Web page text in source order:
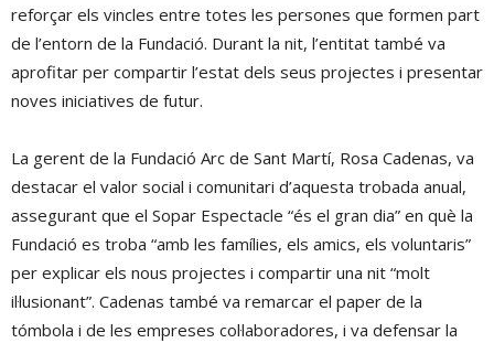
reforçar els vincles entre totes les persones que formen part
de l’entorn de la Fundació. Durant la nit, l’entitat també va
aprofitar per compartir l’estat dels seus projectes i presentar
noves iniciatives de futur.
La gerent de la Fundació Arc de Sant Martí, Rosa Cadenas, va
destacar el valor social i comunitari d’aquesta trobada anual,
assegurant que el Sopar Espectacle “és el gran dia” en què la
Fundació es troba “amb les famílies, els amics, els voluntaris”
per explicar els nous projectes i compartir una nit “molt
il·lusionant”. Cadenas també va remarcar el paper de la
tómbola i de les empreses col·laboradores, i va defensar la